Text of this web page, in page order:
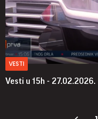
VESTI
Vesti u 15h - 27.02.2026.